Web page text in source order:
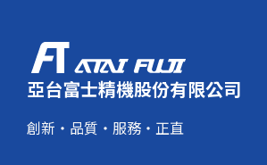
亞台富士精機股份有限公司
創新・品質・服務・正直